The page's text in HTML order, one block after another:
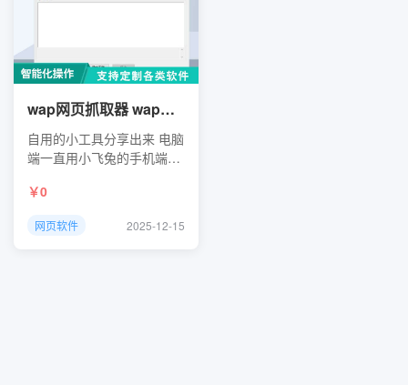
wap网页抓取器 wap手机端网页下载工具
自用的小工具分享出来 电脑
端一直用小飞兔的手机端需
https://wwzj.lanzoul.com/iiQCi2vc9oih
0
网页软件 2025-12-15